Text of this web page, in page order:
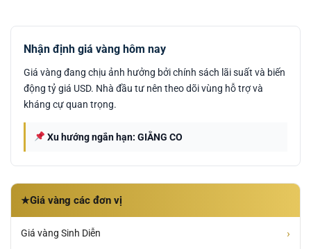
Nhận định giá vàng hôm nay
Giá vàng đang chịu ảnh hưởng bởi chính sách lãi suất và biến
động tỷ giá USD. Nhà đầu tư nên theo dõi vùng hỗ trợ và
kháng cự quan trọng.
Xu hướng ngắn hạn: GIẰNG CO
★Giá vàng các đơn vị
Giá vàng Sinh Diễn ›